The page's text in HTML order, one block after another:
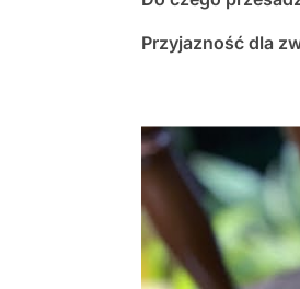
Przyjazność dla